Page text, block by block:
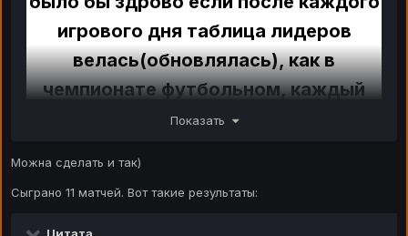
игрового дня таблица лидеров
велась(обновлялась), как в
чемпионате футбольном, каждый
тур обновляется,... доведите дело
Показать
Можна сделать и так)
Сыграно 11 матчей. Вот такие результаты: